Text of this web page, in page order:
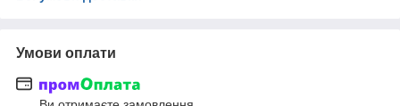
Умови оплати